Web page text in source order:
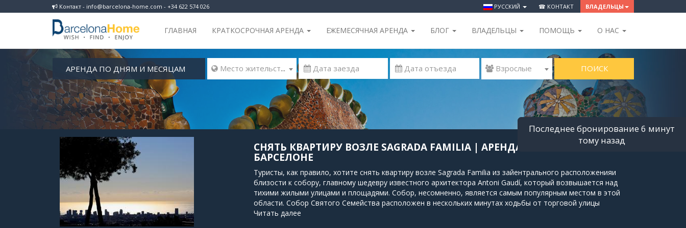
Контакт - info@barcelona-home.com - +34 622 574 026 РУССКИЙ ☎ КОНТАКТ ВЛАДЕЛЬЦЫ
ГЛАВНАЯ КРАТКОСРОЧНАЯ АРЕНДА ЕЖЕМЕСЯЧНАЯ АРЕНДА БЛОГ ВЛАДЕЛЬЦЫ ПОМОЩЬ O НАС
АРЕНДА ПО ДНЯМ И МЕСЯЦАМ  Взрослые ПОИСК
СНЯТЬ КВАРТИРУ ВОЗЛЕ SAGRADA FAMILIA | АРЕНДА ЖИЛЬЯ В
БАРСЕЛОНЕ
Туристы, как правило, хотите снять квартиру возле Sagrada Familia из зайентрального расположенияи
близости к собору, главному шедевру известного архитектора Antoni Gaudí, который возвышается над
тихими жилыми улицами и площадями. Собор, несомненно, является самым популярным местом в этой
области. Собор Святого Семейства расположен в нескольких минутах ходьбы от торговой улицы
Passeig de Gracia, где также можно найти дом Gaudí - Casa Batlló и La Pedrera. Близость нескольких
Читать далее
Последнее бронирование 6 минут
тому назад